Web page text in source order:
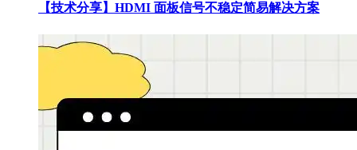
【技术分享】HDMI 面板信号不稳定简易解决方案